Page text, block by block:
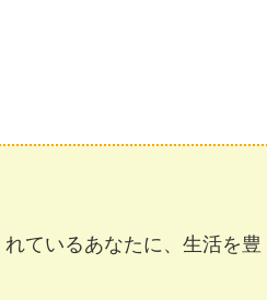
ているあなたに、生活を豊